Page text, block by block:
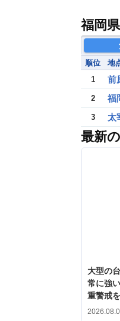
福岡
順位 地
1
前
2 福
3 太
最新
大型の
常に強
重警戒を